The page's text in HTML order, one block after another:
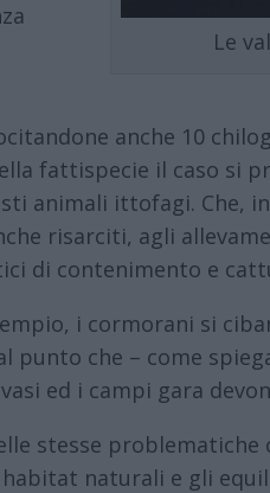
Le
anche 10
fattispecie il caso si
animali ittofagi. Che,
risarciti, agli
di contenimento e
i cormorani si
punto che – come
ed i campi gara
stesse
naturali e gli